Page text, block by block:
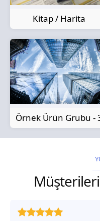
Kitap / Harita
Örnek Ürün Grubu -